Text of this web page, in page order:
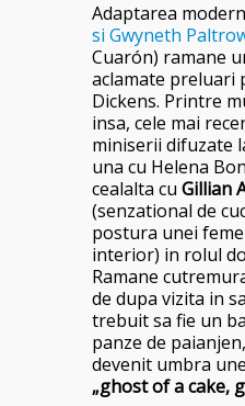
Adaptarea
si Gwyneth
Cuarón) ramane
aclamate preluari
Dickens. Printre
insa, cele mai
miniserii difuzate
una cu Helena
cealalta cu Gillian
(senzational de
postura unei
interior) in rolul
Ramane
de dupa vizita in
trebuit sa fie un
panze de
devenit umbra
„ghost of a cake,